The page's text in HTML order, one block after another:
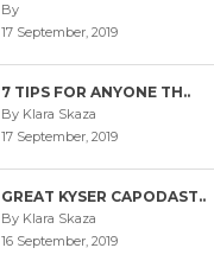
By
17 September, 2019
7 TIPS FOR ANYONE TH..
By Klara Skaza
17 September, 2019
GREAT KYSER CAPODAST..
By Klara Skaza
16 September, 2019